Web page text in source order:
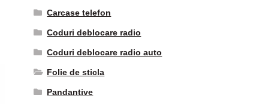
Carcase telefon
Coduri deblocare radio
Coduri deblocare radio auto
Folie de sticla
Pandantive